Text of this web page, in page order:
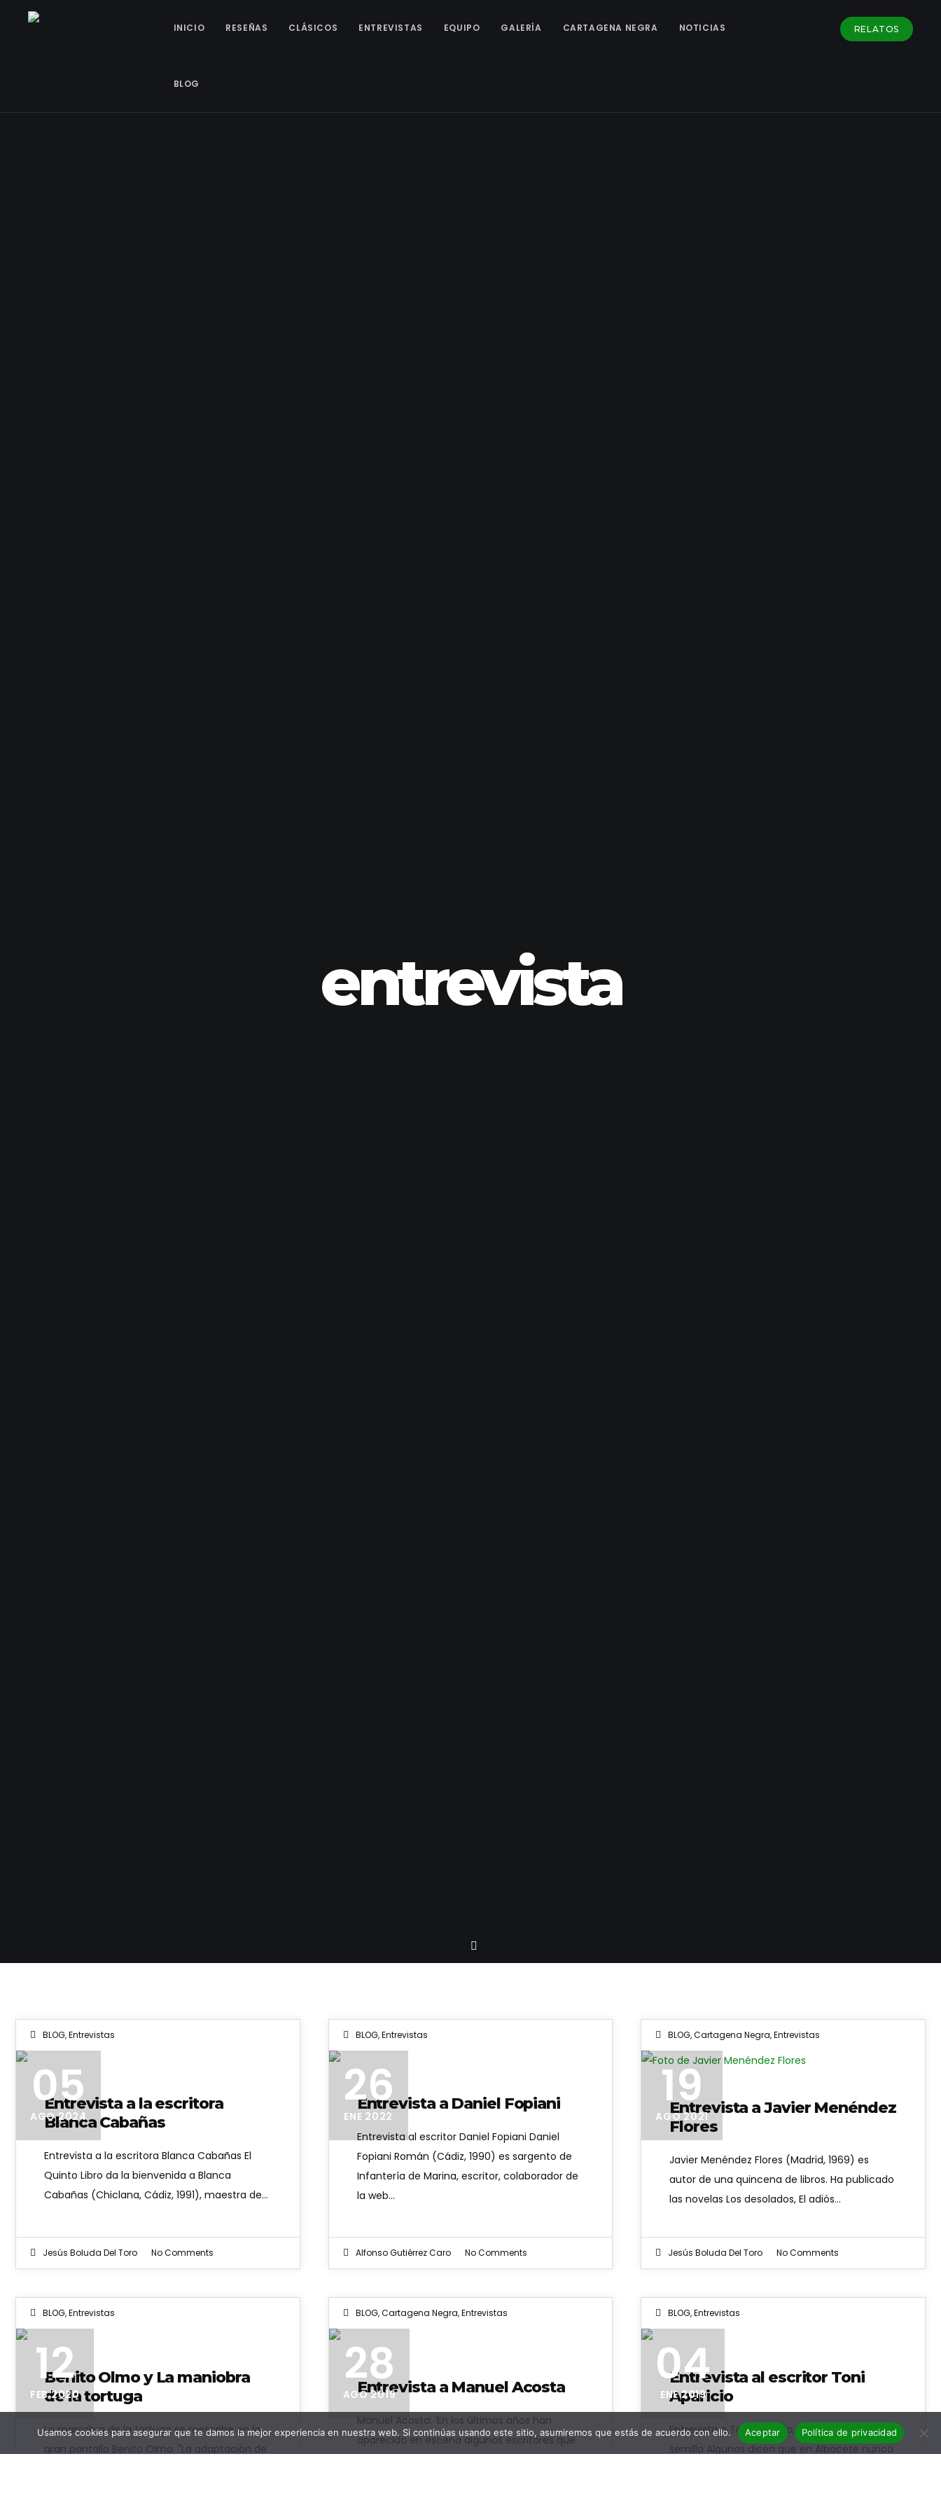
INICIO RESEÑAS CLÁSICOS ENTREVISTAS EQUIPO GALERÍA CARTAGENA NEGRA NOTICIAS
BLOG
RELATOS
entrevista
BLOG,Entrevistas
05
AGO 2024
Entrevista a la escritora
Blanca Cabañas
Entrevista a la escritora Blanca Cabañas El
Quinto Libro da la bienvenida a Blanca
Cabañas (Chiclana, Cádiz, 1991), maestra de…
Jesús Boluda Del Toro No Comments
BLOG,Entrevistas
26
ENE 2022
Entrevista a Daniel Fopiani
Entrevista al escritor Daniel Fopiani Daniel
Fopiani Román (Cádiz, 1990) es sargento de
Infantería de Marina, escritor, colaborador de
la web…
Alfonso Gutiérrez Caro No Comments
BLOG,Cartagena Negra,Entrevistas
19
AGO 2021
Entrevista a Javier Menéndez
Flores
Javier Menéndez Flores (Madrid, 1969) es
autor de una quincena de libros. Ha publicado
las novelas Los desolados, El adiós…
Jesús Boluda Del Toro No Comments
BLOG,Entrevistas
12
FEB 2020
Benito Olmo y La maniobra
de la tortuga
La maniobra de la tortuga se reescribe en la
gran pantalla Benito Olmo: "La adaptación de
BLOG,Cartagena Negra,Entrevistas
28
AGO 2019
Entrevista a Manuel Acosta
Manuel Acosta: 'En los últimos años han
aparecido en escena algunos escritores que
BLOG,Entrevistas
04
ENE 2019
Entrevista al escritor Toni
Aparicio
Entrevista a Toni Aparicio, autor de La mala
semilla Algunos dicen que en Albacete nunca
Usamos cookies para asegurar que te damos la mejor experiencia en nuestra web. Si continúas usando este sitio, asumiremos que estás de acuerdo con ello. Aceptar Política de privacidad